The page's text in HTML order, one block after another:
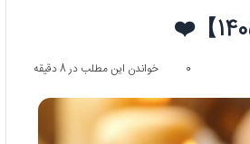
0 خواندن این مطلب در 8 دقیقه